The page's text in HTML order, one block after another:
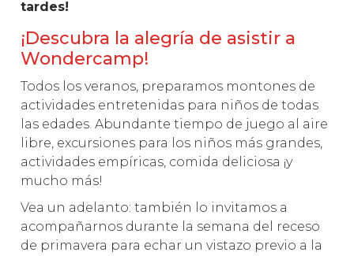
tardes!
¡Descubra la alegría de asistir a
Wondercamp!
Todos los veranos, preparamos montones de
actividades entretenidas para niños de todas
las edades. Abundante tiempo de juego al aire
libre, excursiones para los niños más grandes,
actividades empíricas, comida deliciosa ¡y
mucho más!
Vea un adelanto: también lo invitamos a
acompañarnos durante la semana del receso
de primavera para echar un vistazo previo a la